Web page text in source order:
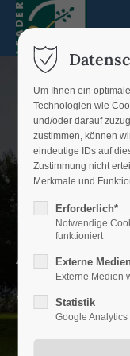
Login
Passwort
Register| Lost
Support
Aktuelles
Aktuelles aus dem
Um Ihnen ein
Technologien wie
und/oder darauf
zustimmen, können
eindeutige IDs auf
Zustimmung nicht
Merkmale und
Erforderlich*
Notwendige
funktioniert
Externe Medien
Externe Medien
Statistik
Google